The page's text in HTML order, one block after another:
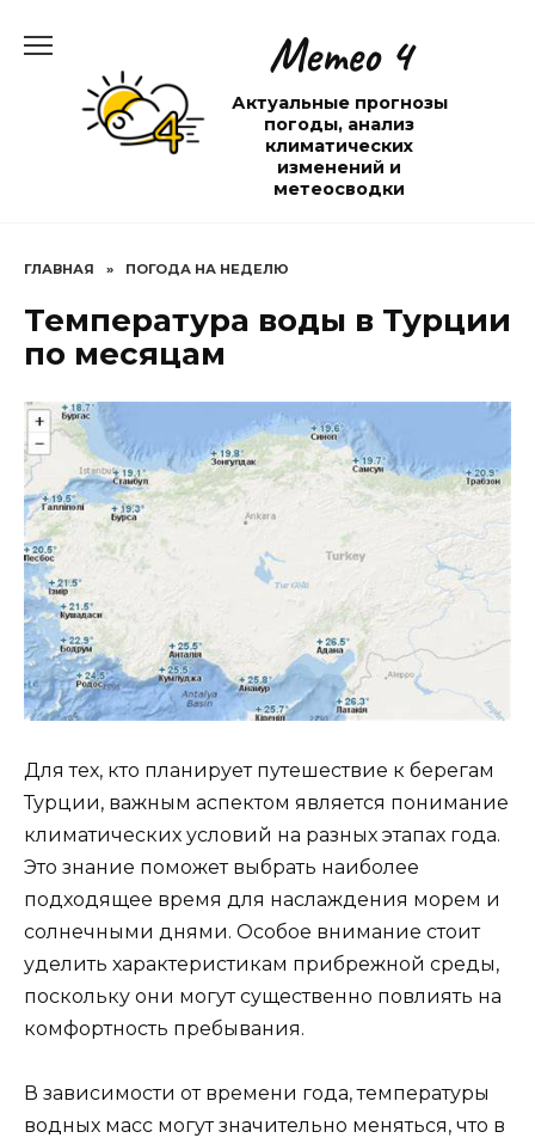
содержанию
Метео 4
Актуальные прогнозы
погоды, анализ
климатических
изменений и
метеосводки
ГЛАВНАЯ » ПОГОДА НА НЕДЕЛЮ
Температура воды в Турции
по месяцам
Для тех, кто планирует путешествие к берегам
Турции, важным аспектом является понимание
климатических условий на разных этапах года.
Это знание поможет выбрать наиболее
подходящее время для наслаждения морем и
солнечными днями. Особое внимание стоит
уделить характеристикам прибрежной среды,
поскольку они могут существенно повлиять на
комфортность пребывания.
В зависимости от времени года, температуры
водных масс могут значительно меняться, что в